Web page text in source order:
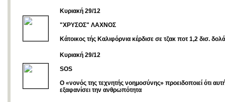
Κυριακή 29/12
"ΧΡΥΣΟΣ" ΛΑΧΝΟΣ
Κάτοικος τής Καλιφόρνια κέρδισε σε τζακ ποτ 1,2 δισ.
Κυριακή 29/12
SOS
Ο «νονός της τεχνητής νοημοσύνης» προειδοποιεί ότι
εξαφανίσει την ανθρωπότητα